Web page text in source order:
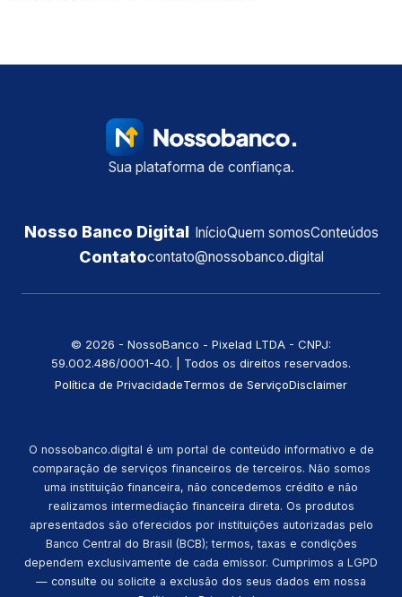
Sua plataforma de confiança.
Nosso Banco Digital InícioQuem somosConteúdos
Contatocontato@nossobanco.digital
©️ 2026 - NossoBanco - Pixelad LTDA - CNPJ:
59.002.486/0001-40. | Todos os direitos reservados.
Política de PrivacidadeTermos de ServiçoDisclaimer
O nossobanco.digital é um portal de conteúdo informativo e de
comparação de serviços financeiros de terceiros. Não somos
uma instituição financeira, não concedemos crédito e não
realizamos intermediação financeira direta. Os produtos
apresentados são oferecidos por instituições autorizadas pelo
Banco Central do Brasil (BCB); termos, taxas e condições
dependem exclusivamente de cada emissor. Cumprimos a LGPD
— consulte ou solicite a exclusão dos seus dados em nossa